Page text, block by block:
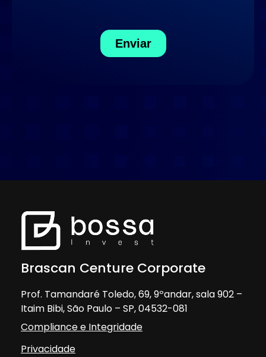
Brascan Centure Corporate
Prof. Tamandaré Toledo, 69, 9ºandar, sala 902 –
Itaim Bibi, São Paulo – SP, 04532-081
Compliance e Integridade
Privacidade